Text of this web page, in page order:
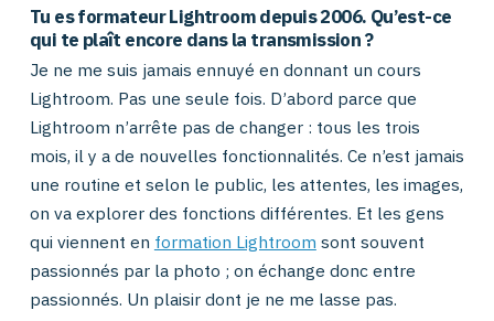
Tu es formateur Lightroom depuis 2006. Qu’est-ce
qui te plaît encore dans la transmission ?
Je ne me suis jamais ennuyé en donnant un cours
Lightroom. Pas une seule fois. D’abord parce que
Lightroom n’arrête pas de changer : tous les trois
mois, il y a de nouvelles fonctionnalités. Ce n’est jamais
une routine et selon le public, les attentes, les images,
on va explorer des fonctions différentes. Et les gens
qui viennent en formation Lightroom sont souvent
passionnés par la photo ; on échange donc entre
passionnés. Un plaisir dont je ne me lasse pas.